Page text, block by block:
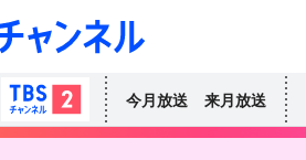
TBSチャンネル1TBSチャンネル2
今月放送 来月放送